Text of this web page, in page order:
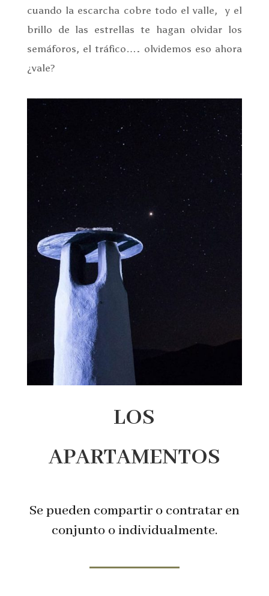
cuando la escarcha cobre todo el valle, y el
brillo de las estrellas te hagan olvidar los
semáforos, el tráfico…. olvidemos eso ahora
¿vale?
LOS
APARTAMENTOS
Se pueden compartir o contratar en
conjunto o individualmente.